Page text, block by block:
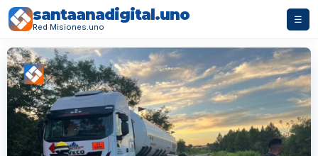
santaanadigital.uno
Red Misiones.uno
☰